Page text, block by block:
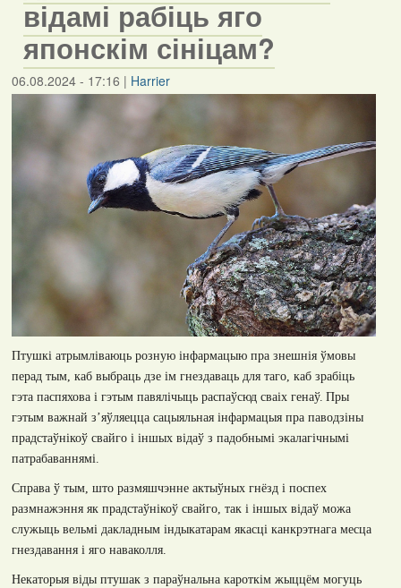
відамі рабіць яго
японскім сініцам?
06.08.2024 - 17:16 | Harrier
Птушкі атрымліваюць розную інфармацыю пра знешнія ўмовы
перад тым, каб выбраць дзе ім гнездаваць для таго, каб зрабіць
гэта паспяхова і гэтым павялічыць распаўсюд сваіх генаў. Пры
гэтым важнай з’яўляецца сацыяльная інфармацыя пра паводзіны
прадстаўнікоў свайго і іншых відаў з падобнымі экалагічнымі
патрабаваннямі.
Справа ў тым, што размяшчэнне актыўных гнёзд і поспех
размнажэння як прадстаўнікоў свайго, так і іншых відаў можа
служыць вельмі дакладным індыкатарам якасці канкрэтнага месца
гнездавання і яго наваколля.
Некаторыя віды птушак з параўнальна кароткім жыццём могуць